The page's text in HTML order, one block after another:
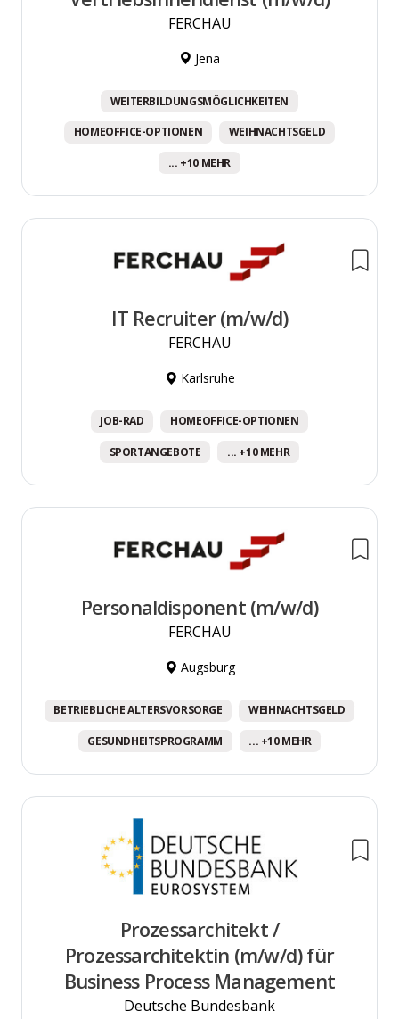
FERCHAU
Jena
WEITERBILDUNGSMÖGLICHKEITEN
HOMEOFFICE-OPTIONEN WEIHNACHTSGELD
... +10 MEHR
IT Recruiter (m/w/d)
FERCHAU
Karlsruhe
JOB-RAD HOMEOFFICE-OPTIONEN
SPORTANGEBOTE ... +10 MEHR
Personaldisponent (m/w/d)
FERCHAU
Augsburg
BETRIEBLICHE ALTERSVORSORGE WEIHNACHTSGELD
GESUNDHEITSPROGRAMM ... +10 MEHR
Prozessarchitekt /
Prozessarchitektin (m/w/d) für
Business Process Management
Deutsche Bundesbank